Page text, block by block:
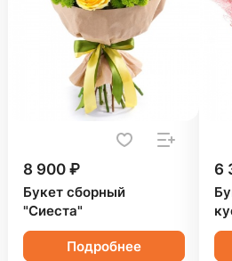
8 900 ₽
Букет сборный
"Сиеста"
Подробнее
6